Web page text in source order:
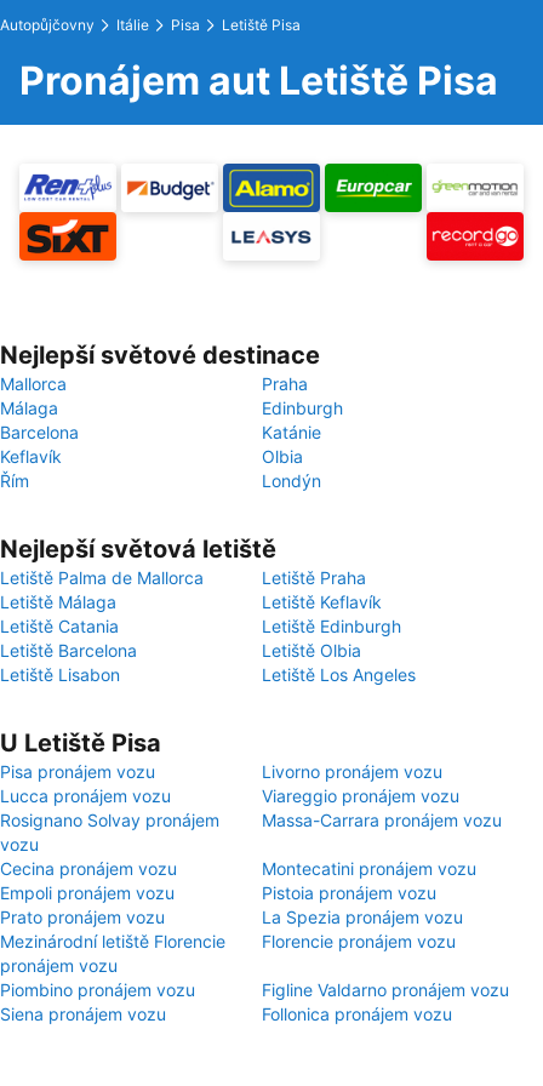
Autopůjčovny Itálie Pisa Letiště Pisa
Pronájem aut Letiště Pisa
Nejlepší světové destinace
Mallorca
Praha
Málaga
Edinburgh
Barcelona
Katánie
Keflavík
Olbia
Řím
Londýn
Nejlepší světová letiště
Letiště Palma de Mallorca
Letiště Praha
Letiště Málaga
Letiště Keflavík
Letiště Catania
Letiště Edinburgh
Letiště Barcelona
Letiště Olbia
Letiště Lisabon
Letiště Los Angeles
U Letiště Pisa
Pisa pronájem vozu
Livorno pronájem vozu
Lucca pronájem vozu
Viareggio pronájem vozu
Rosignano Solvay pronájem
vozu
Massa-Carrara pronájem vozu
Cecina pronájem vozu
Montecatini pronájem vozu
Empoli pronájem vozu
Pistoia pronájem vozu
Prato pronájem vozu
La Spezia pronájem vozu
Mezinárodní letiště Florencie
pronájem vozu
Florencie pronájem vozu
Piombino pronájem vozu
Figline Valdarno pronájem vozu
Siena pronájem vozu
Follonica pronájem vozu